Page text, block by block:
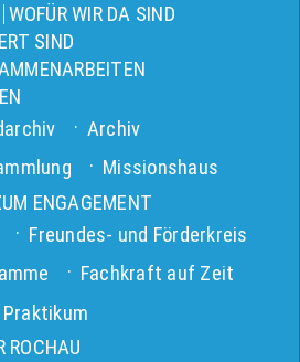
WOFÜR WIR DA SIND
SIND
Archiv
Missionshaus
ENGAGEMENT
Freundes- und Förderkreis
Fachkraft auf Zeit
Praktikum
ROCHAU